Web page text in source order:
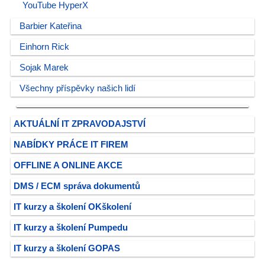
YouTube HyperX
Barbier Kateřina
Einhorn Rick
Sojak Marek
Všechny příspěvky našich lidí
AKTUÁLNÍ IT ZPRAVODAJSTVÍ
NABÍDKY PRÁCE IT FIREM
OFFLINE A ONLINE AKCE
DMS / ECM správa dokumentů
IT kurzy a školení OKškolení
IT kurzy a školení Pumpedu
IT kurzy a školení GOPAS